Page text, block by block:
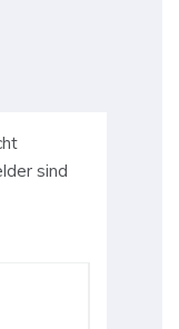
sind